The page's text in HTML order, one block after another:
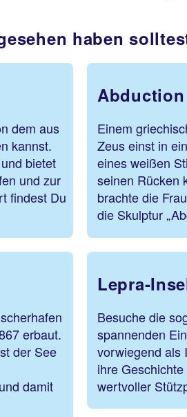
haben
dem aus
kannst.
bietet
und zur
findest Du
erbaut.
der See
damit
Einem
Zeus einst in
eines weißen
seinen Rücken
brachte die
die Skulptur
Lepra-
Besuche die
spannenden
vorwiegend als
ihre
wertvoller